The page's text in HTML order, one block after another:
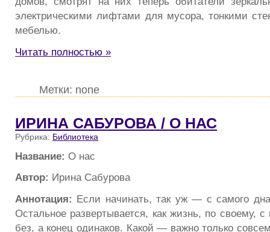
электрическими лифтами для мусора, тонкими
мебелью.
Читать полностью »
Метки: none
ИРИНА САБУРОВА / О НАС
Рубрика: Библиотека
Название: О нас
Автор: Ирина Сабурова
Аннотация: Если начинать, так уж — с самого
Остальное развертывается, как жизнь, по
без, а конец одинаков. Какой — важно только